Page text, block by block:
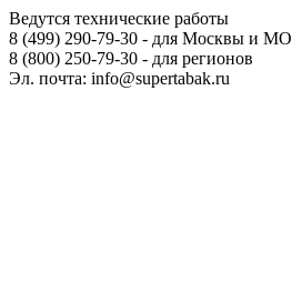
Ведутся технические работы
8 (499) 290-79-30 - для Москвы и МО
8 (800) 250-79-30 - для регионов
Эл. почта: info@supertabak.ru